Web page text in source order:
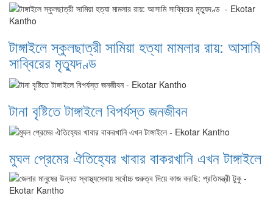
টাঙ্গাইলে স্কুলছাত্রী সামিয়া হত্যা মামলার রায়: আসামি
সাব্বিরের মৃত্যুদণ্ড
টানা বৃষ্টিতে টাঙ্গাইলে বিপর্যস্ত জনজীবন
মুঘল প্রেমের ঐতিহ্যের খাবার বাকরখানি এখন টাঙ্গাইলে